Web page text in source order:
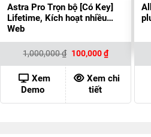
Astra Pro Trọn bộ [Có Key]
Lifetime, Kích hoạt nhiều
Web
1,000,000₫ Giá
là:
1,000,000 ₫.
100,000₫Giá
hiện
tại
là:
100,000 ₫.
Xem
Demo
Xem chi
tiết